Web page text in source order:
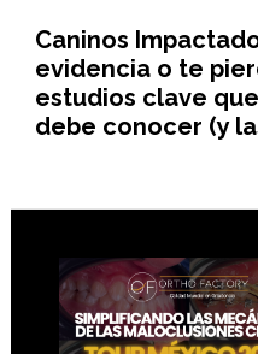
Caninos
evidencia o te
estudios clave
debe conocer (y
Footer